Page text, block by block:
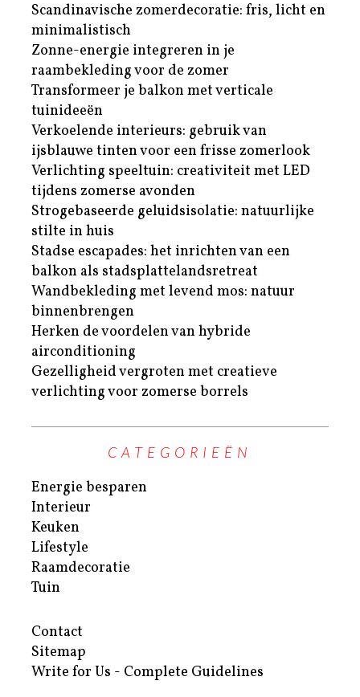
Scandinavische zomerdecoratie: fris, licht en
minimalistisch
Zonne-energie integreren in je
raambekleding voor de zomer
Transformeer je balkon met verticale
tuinideeën
Verkoelende interieurs: gebruik van
ijsblauwe tinten voor een frisse zomerlook
Verlichting speeltuin: creativiteit met LED
tijdens zomerse avonden
Strogebaseerde geluidsisolatie: natuurlijke
stilte in huis
Stadse escapades: het inrichten van een
balkon als stadsplattelandsretreat
Wandbekleding met levend mos: natuur
binnenbrengen
Herken de voordelen van hybride
airconditioning
Gezelligheid vergroten met creatieve
verlichting voor zomerse borrels
CATEGORIEËN
Energie besparen
Interieur
Keuken
Lifestyle
Raamdecoratie
Tuin
Contact
Sitemap
Write for Us - Complete Guidelines